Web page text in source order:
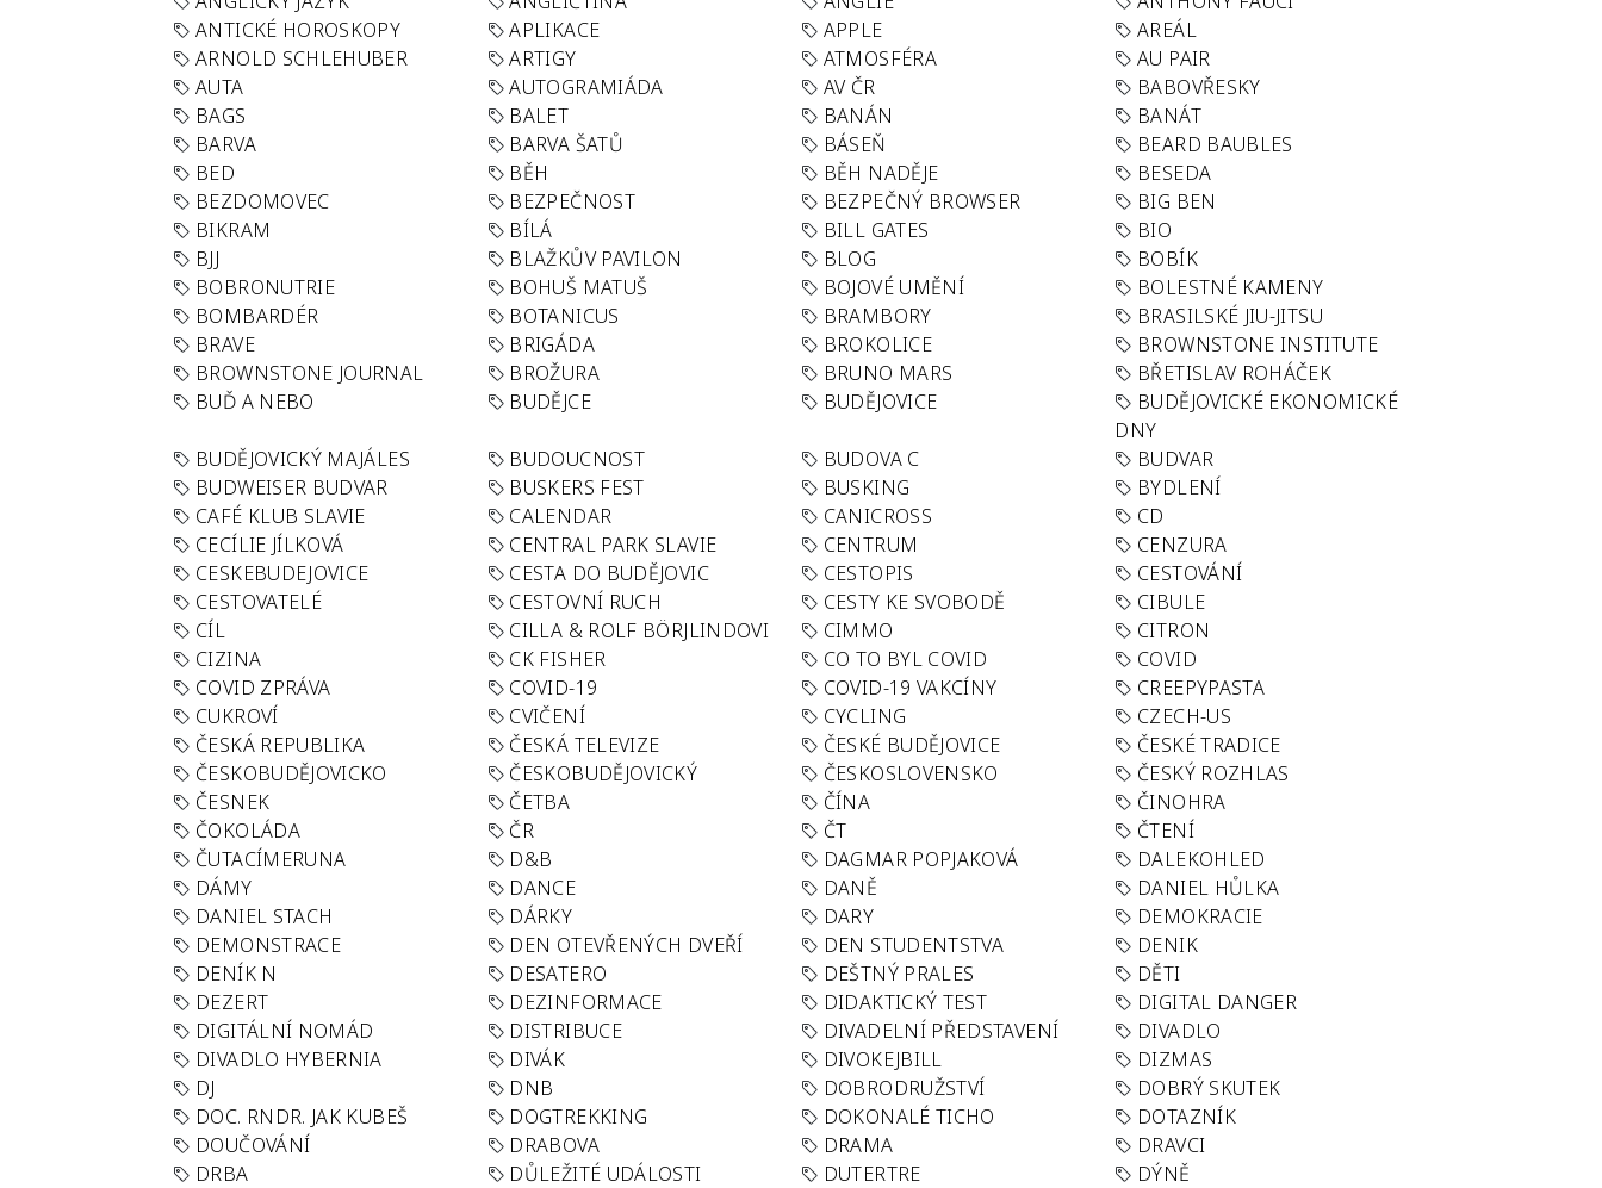
ANTICKÉ HOROSKOPY
APLIKACE APPLE
AREÁL
ARNOLD SCHLEHUBER
ARTIGY ATMOSFÉRA
AU PAIR
AUTA
AUTOGRAMIÁDA AV ČR
BABOVŘESKY
BAGS
BALET BANÁN
BANÁT
BARVA
BARVA ŠATŮ BÁSEŇ
BEARD BAUBLES
BED
BĚH BĚH NADĚJE
BESEDA
BEZDOMOVEC
BEZPEČNOST BEZPEČNÝ BROWSER
BIG BEN
BIKRAM
BÍLÁ BILL GATES
BIO
BJJ
BLAŽKŮV PAVILON BLOG
BOBÍK
BOBRONUTRIE
BOHUŠ MATUŠ BOJOVÉ UMĚNÍ
BOLESTNÉ KAMENY
BOMBARDÉR
BOTANICUS BRAMBORY
BRASILSKÉ JIU-JITSU
BRAVE
BRIGÁDA BROKOLICE
BROWNSTONE INSTITUTE
BROWNSTONE JOURNAL
BROŽURA BRUNO MARS
BŘETISLAV ROHÁČEK
BUĎ A NEBO
BUDĚJCE BUDĚJOVICE
BUDĚJOVICKÉ EKONOMICKÉ
DNY
BUDĚJOVICKÝ MAJÁLES
BUDOUCNOST BUDOVA C
BUDVAR
BUDWEISER BUDVAR
BUSKERS FEST BUSKING
BYDLENÍ
CAFÉ KLUB SLAVIE
CALENDAR CANICROSS
CD
CECÍLIE JÍLKOVÁ
CENTRAL PARK SLAVIE CENTRUM
CENZURA
CESKEBUDEJOVICE
CESTA DO BUDĚJOVIC CESTOPIS
CESTOVÁNÍ
CESTOVATELÉ
CESTOVNÍ RUCH CESTY KE SVOBODĚ
CIBULE
CÍL
CILLA & ROLF BÖRJLINDOVI CIMMO
CITRON
CIZINA
CK FISHER CO TO BYL COVID
COVID
COVID ZPRÁVA
COVID-19 COVID-19 VAKCÍNY
CREEPYPASTA
CUKROVÍ
CVIČENÍ CYCLING
CZECH-US
ČESKÁ REPUBLIKA
ČESKÁ TELEVIZE ČESKÉ BUDĚJOVICE
ČESKÉ TRADICE
ČESKOBUDĚJOVICKO
ČESKOBUDĚJOVICKÝ ČESKOSLOVENSKO
ČESKÝ ROZHLAS
ČESNEK
ČETBA ČÍNA
ČINOHRA
ČOKOLÁDA
ČR ČT
ČTENÍ
ČUTACÍMERUNA
D&B DAGMAR POPJAKOVÁ
DALEKOHLED
DÁMY
DANCE DANĚ
DANIEL HŮLKA
DANIEL STACH
DÁRKY DARY
DEMOKRACIE
DEMONSTRACE
DEN OTEVŘENÝCH DVEŘÍ DEN STUDENTSTVA
DENIK
DENÍK N
DESATERO DEŠTNÝ PRALES
DĚTI
DEZERT
DEZINFORMACE DIDAKTICKÝ TEST
DIGITAL DANGER
DIGITÁLNÍ NOMÁD
DISTRIBUCE DIVADELNÍ PŘEDSTAVENÍ
DIVADLO
DIVADLO HYBERNIA
DIVÁK DIVOKEJBILL
DIZMAS
DJ
DNB DOBRODRUŽSTVÍ
DOBRÝ SKUTEK
DOC. RNDR. JAK KUBEŠ
DOGTREKKING DOKONALÉ TICHO
DOTAZNÍK
DOUČOVÁNÍ
DRABOVA DRAMA
DRAVCI
DRBA
DŮLEŽITÉ UDÁLOSTI DUTERTRE
DÝNĚ